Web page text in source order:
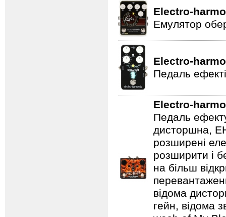
Electro-
Емулятор
Electro-
Педаль
Electro-
Педаль
дисторшна,
розширені
розширити і
на більш
відома
гейн, відома